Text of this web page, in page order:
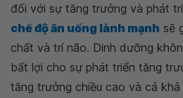
đối với sự tăng trưởng và phát
chế độ ăn uống lành mạnh sẽ
chất và trí não. Dinh dưỡng
bất lợi cho sự phát triển tăng
tăng trưởng chiều cao và cả